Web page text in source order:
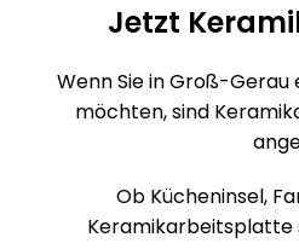
Jetzt
Wenn Sie in Groß-
möchten, sind
Ob Kücheninsel,
Keramikarbeitsplatte